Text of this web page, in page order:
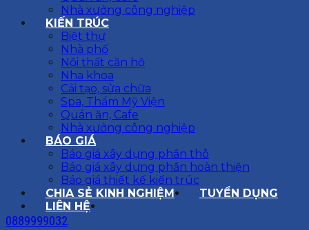
Nhà xưởng công nghiệp
KIẾN TRÚC
Biệt thự
Nhà phố
Nội thất căn hộ
Nha khoa
Cải tạo, sửa chữa
Spa, Thẩm Mỹ Viện
Quán ăn, Cafe
Nhà xưởng công nghiệp
BÁO GIÁ
Báo giá xây dựng phần thô
Báo giá xây dựng phần hoàn thiện
Báo giá thiết kế kiến trúc
CHIA SẺ KINH NGHIỆM
TUYỂN DỤNG
LIÊN HỆ
0889999032